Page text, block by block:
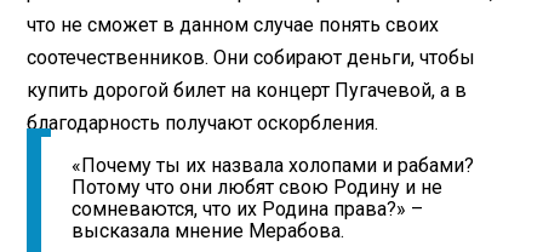
что не сможет в данном случае понять своих
соотечественников. Они собирают деньги, чтобы
купить дорогой билет на концерт Пугачевой, а в
благодарность получают оскорбления.
«Почему ты их назвала холопами и рабами?
Потому что они любят свою Родину и не
сомневаются, что их Родина права?» –
высказала мнение Мерабова.